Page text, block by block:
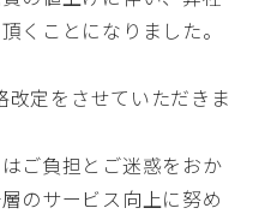
くことになりました。
定をさせていただきま
ご負担とご迷惑をおか
のサービス向上に努め